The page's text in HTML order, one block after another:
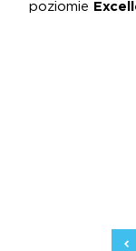
poziomie